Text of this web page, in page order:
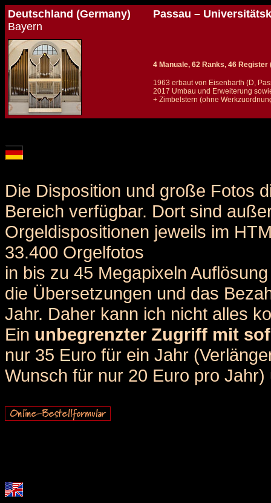
Deutschland (Germany)
Bayern
Passau –
4 Manuale, 62 Ranks, 46 Register
1963 erbaut von Eisenbarth (D,
2017 Umbau und Erweiterung
+ Zimbelstern (ohne
Die Disposition und große Fotos
Bereich verfügbar. Dort sind
Orgeldispositionen jeweils im
33.400 Orgelfotos
in bis zu 45 Megapixeln
die Übersetzungen und das
Jahr. Daher kann ich nicht alles
Ein unbegrenzter Zugriff mit
nur 35 Euro für ein Jahr
Wunsch für nur 20 Euro pro